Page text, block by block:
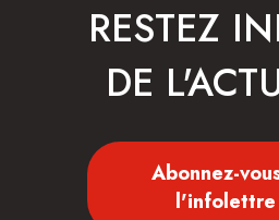
RESTEZ
DE
Abonnez-
l'infolettre